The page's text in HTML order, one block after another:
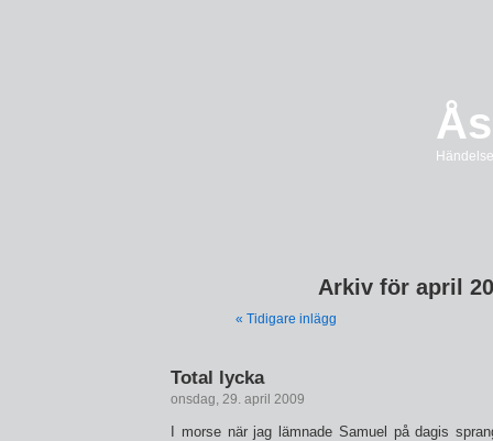
Arkiv för april
« Tidigare inlägg
Total lycka
onsdag, 29. april 2009
I morse när jag lämnade Samuel på dagis